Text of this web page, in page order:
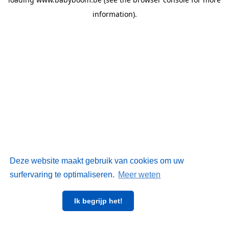
Deze website maakt gebruik van cookies om uw
surfervaring te optimaliseren. Meer weten
Ik begrijp het!
information).